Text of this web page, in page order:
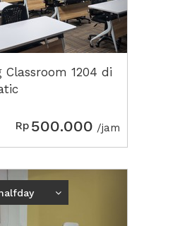
Classroom 1204 di
Rp 500.000 /jam